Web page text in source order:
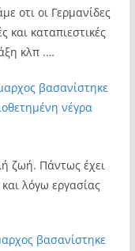
οτι οι Γερμανίδες
και καταπιεστικές
κλπ .…
βασανίστηκε
νέγρα
ζωή. Πάντως έχει
λόγω εργασίας
βασανίστηκε